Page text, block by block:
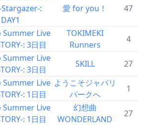
:
DAY1
愛 for you！ 47
Summer Live
: 3日目
TOKIMEKI
Runners
4
Summer Live
: 3日目
SKILL 27
Summer Live
: 1日目
ようこそジャパリ
パークへ
1
Summer Live
: 1日目
幻想曲
WONDERLAND
27